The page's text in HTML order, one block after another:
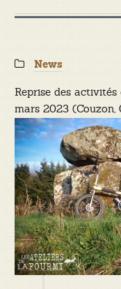
Categories:
News
Reprise des
mars 2023 (Couzon,